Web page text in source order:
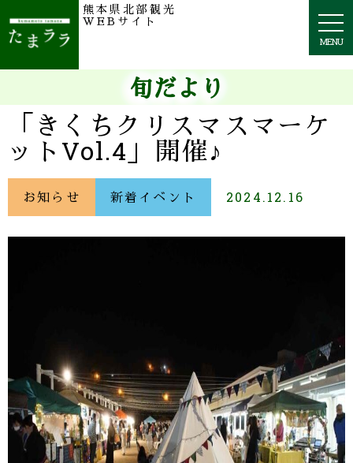
MENU
熊本県北部観光
WEBサイト
旬だより
「きくちクリスマスマーケ
ットVol.4」開催♪
お知らせ 新着イベント 2024.12.16